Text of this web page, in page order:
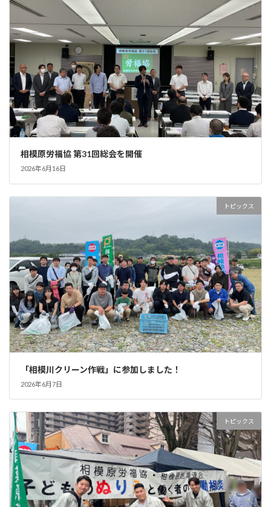
相模原労福協 第31回総会を開催
2026年6月16日
トピックス
「相模川クリーン作戦」に参加しました！
2026年6月7日
トピックス